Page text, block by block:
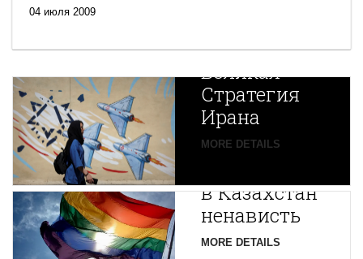
04 июля 2009
Новая
Великая
Стратегия
Ирана
MORE DETAILS
Путин
в Казахстан
ненависть
MORE DETAILS
Центральной
Азии
зарождается